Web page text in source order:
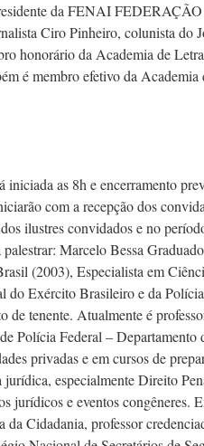
da FENAI
Ciro Pinheiro, colunista do
honorário da Academia de
é membro efetivo da
as 8h e encerramento
com a recepção dos
ilustres convidados e no
Marcelo Bessa
(2003), Especialista em
do Exército Brasileiro e da
de tenente. Atualmente é
Polícia Federal – Departamento
privadas e em cursos de
especialmente Direito
jurídicos e eventos congêneres.
da Cidadania, professor